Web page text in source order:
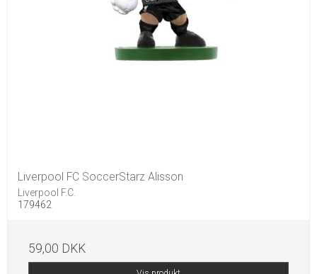
Liverpool FC SoccerStarz Alisson
Liverpool F.C.
179462
59,00 DKK